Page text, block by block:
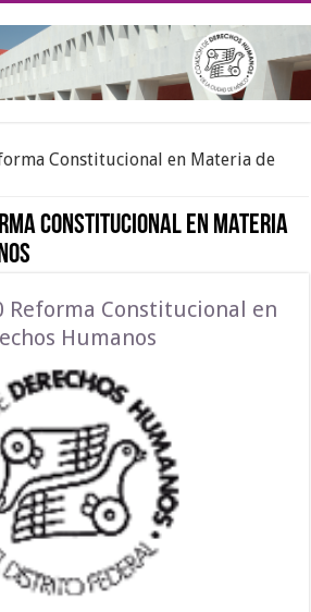
Constitucional en Materia de
Constitucional en Materia
Reforma Constitucional en
Humanos